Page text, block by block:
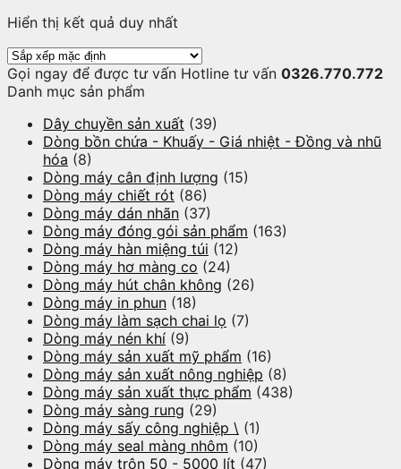
Hiển thị kết quả duy nhất
Gọi ngay để được tư vấn Hotline tư vấn 0326.770.772
Danh mục sản phẩm
Dây chuyền sản xuất (39)
Dòng bồn chứa - Khuấy - Giá nhiệt - Đồng và nhũ
hóa (8)
Dòng máy cân định lượng (15)
Dòng máy chiết rót (86)
Dòng máy dán nhãn (37)
Dòng máy đóng gói sản phẩm (163)
Dòng máy hàn miệng túi (12)
Dòng máy hơ màng co (24)
Dòng máy hút chân không (26)
Dòng máy in phun (18)
Dòng máy làm sạch chai lọ (7)
Dòng máy nén khí (9)
Dòng máy sản xuất mỹ phẩm (16)
Dòng máy sản xuất nông nghiệp (8)
Dòng máy sản xuất thực phẩm (438)
Dòng máy sàng rung (29)
Dòng máy sấy công nghiệp \ (1)
Dòng máy seal màng nhôm (10)
Dòng máy trộn 50 - 5000 lít (47)